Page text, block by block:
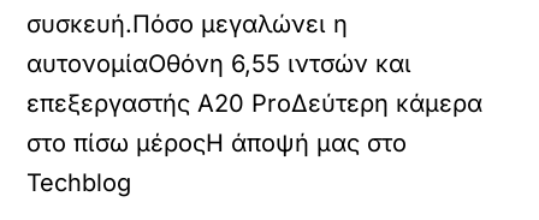
συσκευή.Πόσο μεγαλώνει η
αυτονομίαΟθόνη 6,55 ιντσών και
επεξεργαστής A20 ProΔεύτερη κάμερα
στο πίσω μέροςΗ άποψή μας στο
Techblog